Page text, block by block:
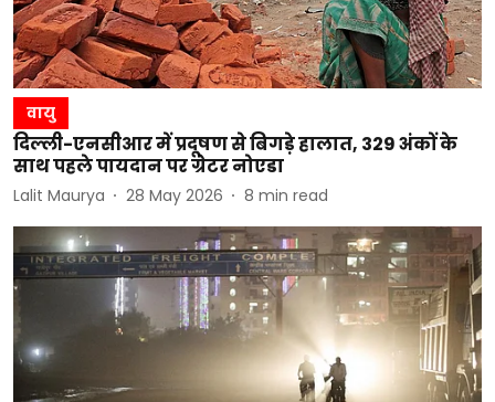
वायु
दिल्ली-एनसीआर में प्रदूषण से बिगड़े हालात, 329 अंकों के
साथ पहले पायदान पर ग्रेटर नोएडा
Lalit Maurya 28 May 2026 8 min read